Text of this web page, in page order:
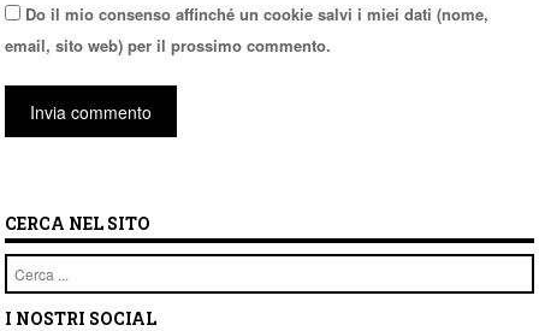
Do il mio consenso affinché un cookie salvi i miei dati (nome,
email, sito web) per il prossimo commento.
CERCA NEL SITO
Cerca
I NOSTRI SOCIAL